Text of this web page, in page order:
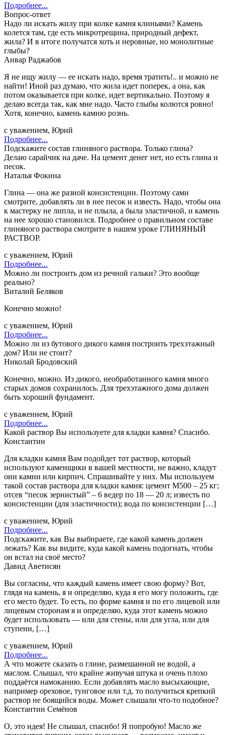
Подробнее...
Вопрос-ответ
Надо ли искать жилу при колке камня клиньями? Камень
колется там, где есть микротрещина, природный дефект,
жила? И в итоге получатся хоть и неровные, но монолитные
глыбы?
Анвар Раджабов
Я не ищу жилу — ее искать надо, время тратить!.. и можно не
найти! Иной раз думаю, что жила идет поперек, а она, как
потом оказывается при колке, идет вертикально. Поэтому я
делаю всегда так, как мне надо. Часто глыбы колются ровно!
Хотя, конечно, камень камню рознь.
с уважением, Юрий
Подробнее...
Подскажите состав глиняного раствора. Только глина?
Делаю сарайчик на даче. На цемент денег нет, но есть глина и
песок.
Наталья Фокина
Глина — она же разной консистенции. Поэтому сами
смотрите, добавлять ли в нее песок и известь. Надо, чтобы она
к мастерку не липла, и не плыла, а была эластичной, и камень
на нее хорошо становился. Подробнее о правильном составе
глиняного раствора смотрите в нашем уроке ГЛИНЯНЫЙ
РАСТВОР.
с уважением, Юрий
Подробнее...
Можно ли построить дом из речной гальки? Это вообще
реально?
Виталий Беляков
Конечно можно!
с уважением, Юрий
Подробнее...
Можно ли из бутового дикого камня построить трехэтажный
дом? Или не стоит?
Николай Бродовский
Конечно, можно. Из дикого, необработанного камня много
старых домов сохранилось. Для трехэтажного дома должен
быть хороший фундамент.
с уважением, Юрий
Подробнее...
Какой раствор Вы используете для кладки камня? Спасибо.
Константин
Для кладки камня Вам подойдет тот раствор, который
используют каменщики в вашей местности, не важно, кладут
они камни или кирпич. Спрашивайте у них. Мы используем
такой состав раствора для кладки камня: цемент М500 – 25 кг;
отсев “песок зернистый” – 6 ведер по 18 — 20 л; известь по
консистенции (для эластичности); вода по консистенции […]
с уважением, Юрий
Подробнее...
Подскажите, как Вы выбираете, где какой камень должен
лежать? Как вы видите, куда какой камень подогнать, чтобы
он встал на своё место?
Давид Аветисян
Вы согласны, что каждый камень имеет свою форму? Вот,
глядя на камень, я и определяю, куда я его могу положить, где
его место будет. То есть, по форме камня и по его лицевой или
лицевым сторонам я и определяю, куда этот камень можно
будет использовать — или для стены, или для угла, или для
ступени, […]
с уважением, Юрий
Подробнее...
А что можете сказать о глине, размешанной не водой, а
маслом. Слышал, что крайне живучая штука и очень плохо
поддаётся намоканию. Если добавлять масло высыхающие,
например ореховое, тунговое или т.д. то получиться крепкий
раствор не боящийся воды. Может слышали что-то подобное?
Константин Семёнов
О, это идея! Не слышал, спасибо! Я попробую! Масло же